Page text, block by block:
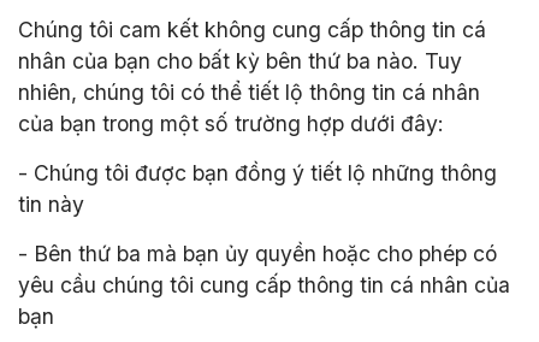
Chúng tôi cam kết không cung cấp thông tin cá
nhân của bạn cho bất kỳ bên thứ ba nào. Tuy
nhiên, chúng tôi có thể tiết lộ thông tin cá nhân
của bạn trong một số trường hợp dưới đây:
- Chúng tôi được bạn đồng ý tiết lộ những thông
tin này
- Bên thứ ba mà bạn ủy quyền hoặc cho phép có
yêu cầu chúng tôi cung cấp thông tin cá nhân của
bạn